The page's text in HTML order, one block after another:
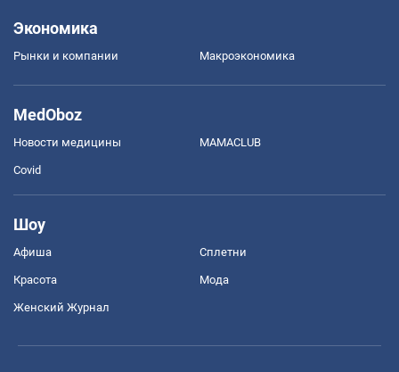
Экономика
Рынки и компании Mакроэкономика
MedOboz
Новости медицины MAMACLUB
Covid
Шоу
Афиша Сплетни
Красота Мода
Женский Журнал